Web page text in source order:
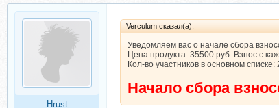
Hrust
Verculum сказал(а):
Уведомляем вас о начале сбора
Цена продукта: 35500 руб. Взнос с
Кол-во участников в основном списке:
Начало сбора